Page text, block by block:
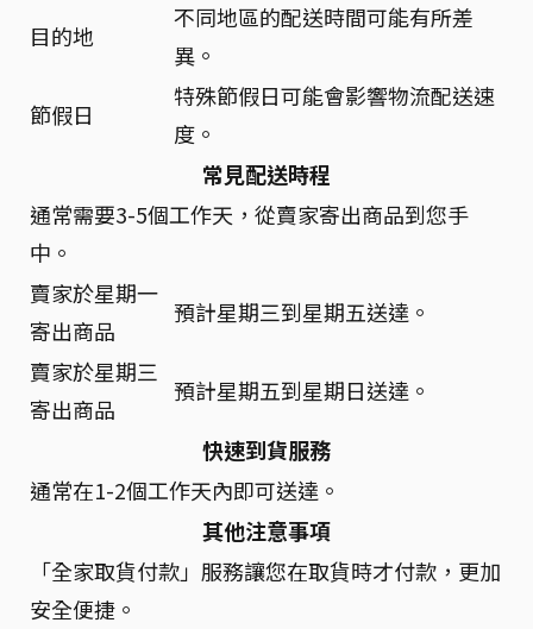
目的地
不同地區的配送時間可能有所差
異。
節假日
特殊節假日可能會影響物流配送速
度。
常見配送時程
通常需要3-5個工作天，從賣家寄出商品到您手
中。
賣家於星期一
寄出商品
預計星期三到星期五送達。
賣家於星期三
寄出商品
預計星期五到星期日送達。
快速到貨服務
通常在1-2個工作天內即可送達。
其他注意事項
「全家取貨付款」服務讓您在取貨時才付款，更加
安全便捷。